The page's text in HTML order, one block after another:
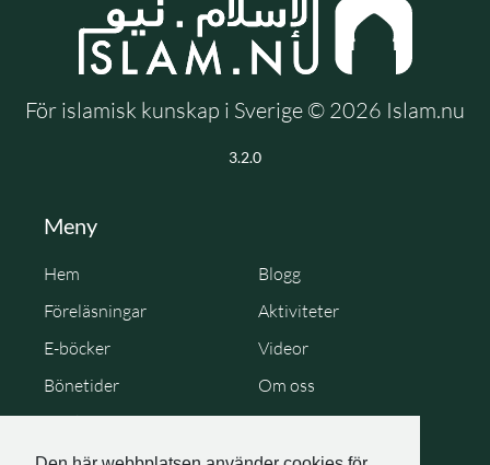
För islamisk kunskap i Sverige © 2026 Islam.nu
3.2.0
Meny
Hem
Blogg
Föreläsningar
Aktiviteter
E-böcker
Videor
Bönetider
Om oss
Cookie Policy
Personuppgiftspolicy